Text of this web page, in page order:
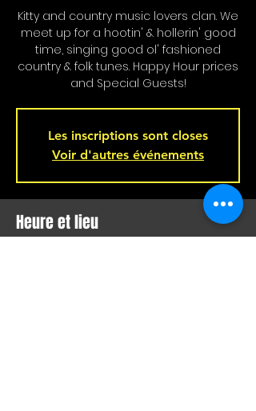
Kitty and country music lovers clan. We
meet up for a hootin' & hollerin' good
time, singing good ol' fashioned
country & folk tunes. Happy Hour prices
and Special Guests!
Les inscriptions sont closes
Voir d'autres événements
Heure et lieu